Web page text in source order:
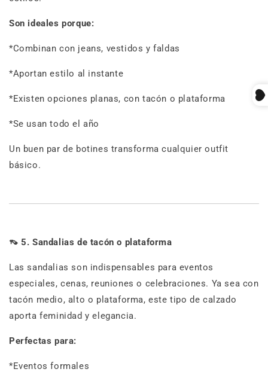
Son ideales porque:
*Combinan con jeans, vestidos y faldas
*Aportan estilo al instante
*Existen opciones planas, con tacón o plataforma
*Se usan todo el año
Un buen par de botines transforma cualquier outfit
básico.
👡 5. Sandalias de tacón o plataforma
Las sandalias son indispensables para eventos
especiales, cenas, reuniones o celebraciones. Ya sea con
tacón medio, alto o plataforma, este tipo de calzado
aporta feminidad y elegancia.
Perfectas para:
*Eventos formales